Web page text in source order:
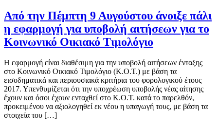
Από την Πέμπτη 9 Αυγούστου άνοιξε πάλι
η εφαρμογή για υποβολή αιτήσεων για το
Κοινωνικό Οικιακό Τιμολόγιο
Η εφαρμογή είναι διαθέσιμη για την υποβολή αιτήσεων ένταξης
στο Κοινωνικό Οικιακό Τιμολόγιο (Κ.Ο.Τ.) με βάση τα
εισοδηματικά και περιουσιακά κριτήρια του φορολογικού έτους
2017. Υπενθυμίζεται ότι την υποχρέωση υποβολής νέας αίτησης
έχουν και όσοι έχουν ενταχθεί στο Κ.Ο.Τ. κατά το παρελθόν,
προκειμένου να αξιολογηθεί εκ νέου η υπαγωγή τους, με βάση τα
στοιχεία του […]